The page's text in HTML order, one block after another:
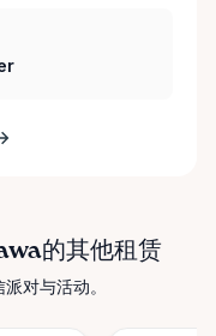
的其他租赁
对与活动。